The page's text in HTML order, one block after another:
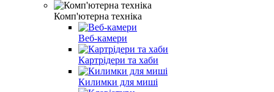
Комп'ютерна техніка
Веб-камери
Картрідери та хаби
Килимки для миші